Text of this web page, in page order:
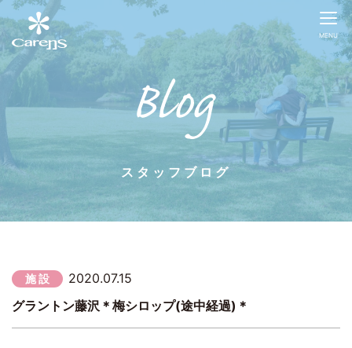
MENU
スタッフブログ
施 設
2020.07.15
グラントン藤沢＊梅シロップ(途中経過)＊